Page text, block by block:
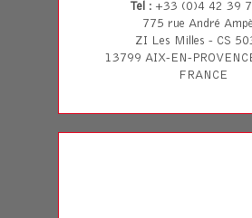
Tel: +33 (0)4 42 39
775 rue André
ZI Les Milles - CS
13799 AIX-EN-
FRANCE